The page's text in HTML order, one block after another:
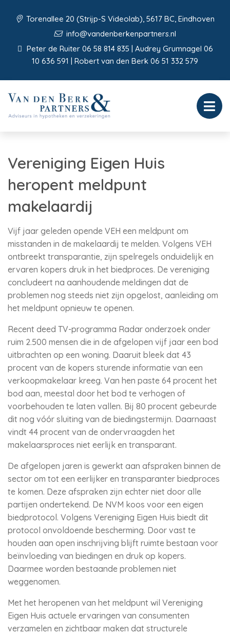
Torenallee 20 (Strijp-S Videolab), 5617 BC, Eindhoven
info@vandenberkenpartners.nl
Peter de Ruiter 06 58 814 835 | Audrey Grumnagel 06
10 636 591 | Robert van den Berk 06 51 332 579
Vereniging Eigen Huis
heropent meldpunt
makelaardij
Vijf jaar geleden opende VEH een meldpunt om
misstanden in de makelaardij te melden. Volgens VEH
ontbreekt transparantie, zijn spelregels onduidelijk en
ervaren kopers druk in het biedproces. De vereniging
concludeert na aanhoudende meldingen dat de
problemen nog steeds niet zijn opgelost, aanleiding om
het meldpunt opnieuw te openen.
Recent deed TV-programma Radar onderzoek onder
ruim 2.500 mensen die in de afgelopen vijf jaar een bod
uitbrachten op een woning. Daaruit bleek dat 43
procent van de kopers sturende informatie van een
verkoopmakelaar kreeg. Van hen paste 64 procent het
bod aan, meestal door het bod te verhogen of
voorbehouden te laten vallen. Bij 80 procent gebeurde
dit nog vóór sluiting van de biedingstermijn. Daarnaast
vindt 44 procent van de ondervraagden het
makelaarsproces niet eerlijk en transparant.
De afgelopen jaren is gewerkt aan afspraken binnen de
sector om tot een eerlijker en transparanter biedproces
te komen. Deze afspraken zijn echter niet door alle
partijen ondertekend. De NVM koos voor een eigen
biedprotocol. Volgens Vereniging Eigen Huis biedt dit
protocol onvoldoende bescherming. Door vast te
houden aan open inschrijving blijft ruimte bestaan voor
beïnvloeding van biedingen en druk op kopers.
Daarmee worden bestaande problemen niet
weggenomen.
Met het heropenen van het meldpunt wil Vereniging
Eigen Huis actuele ervaringen van consumenten
verzamelen en zichtbaar maken dat structurele